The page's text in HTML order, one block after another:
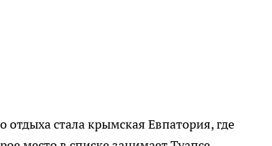
стала крымская Евпатория, где